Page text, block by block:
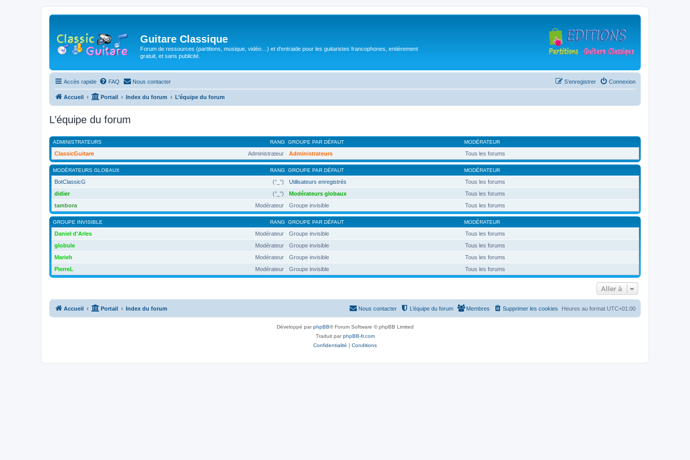
Guitare Classique
Forum de ressources (partitions, musique, vidéo…) et d'entraide pour les guitaristes francophones, entièrement
gratuit, et sans publicité.
Accès rapide FAQ Nous contacter Connexion
S’enregistrer
Accueil Portail Index du forum L’équipe du forum
L’équipe du forum
RANG
ADMINISTRATEURS GROUPE PAR DÉFAUT MODÉRATEUR
Administrateur
ClassicGuitare Administrateurs Tous les forums
RANG
MODÉRATEURS GLOBAUX GROUPE PAR DÉFAUT MODÉRATEUR
(°_°)
BotClassicG Utilisateurs enregistrés
Tous les forums
(°_°)
didier Modérateurs globaux
Tous les forums
Modérateur
tambora Groupe invisible Tous les forums
RANG
GROUPE INVISIBLE GROUPE PAR DÉFAUT MODÉRATEUR
Modérateur
Daniel d'Arles Groupe invisible
Tous les forums
Modérateur
globule Groupe invisible
Tous les forums
Modérateur
Marieh Groupe invisible
Tous les forums
Modérateur
PierreL Groupe invisible Tous les forums
Aller à
Accueil Portail Index du forum Heures au format UTC+01:00
Supprimer les cookies
Membres
L’équipe du forum
Nous contacter
Développé parphpBB® Forum Software © phpBB Limited
Traduit parphpBB-fr.com
Confidentialité | Conditions